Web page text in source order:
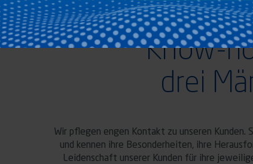
Know-
drei
Wir pflegen engen Kontakt zu unseren
und kennen ihre Besonderheiten, ihre
Leidenschaft unserer Kunden für ihre